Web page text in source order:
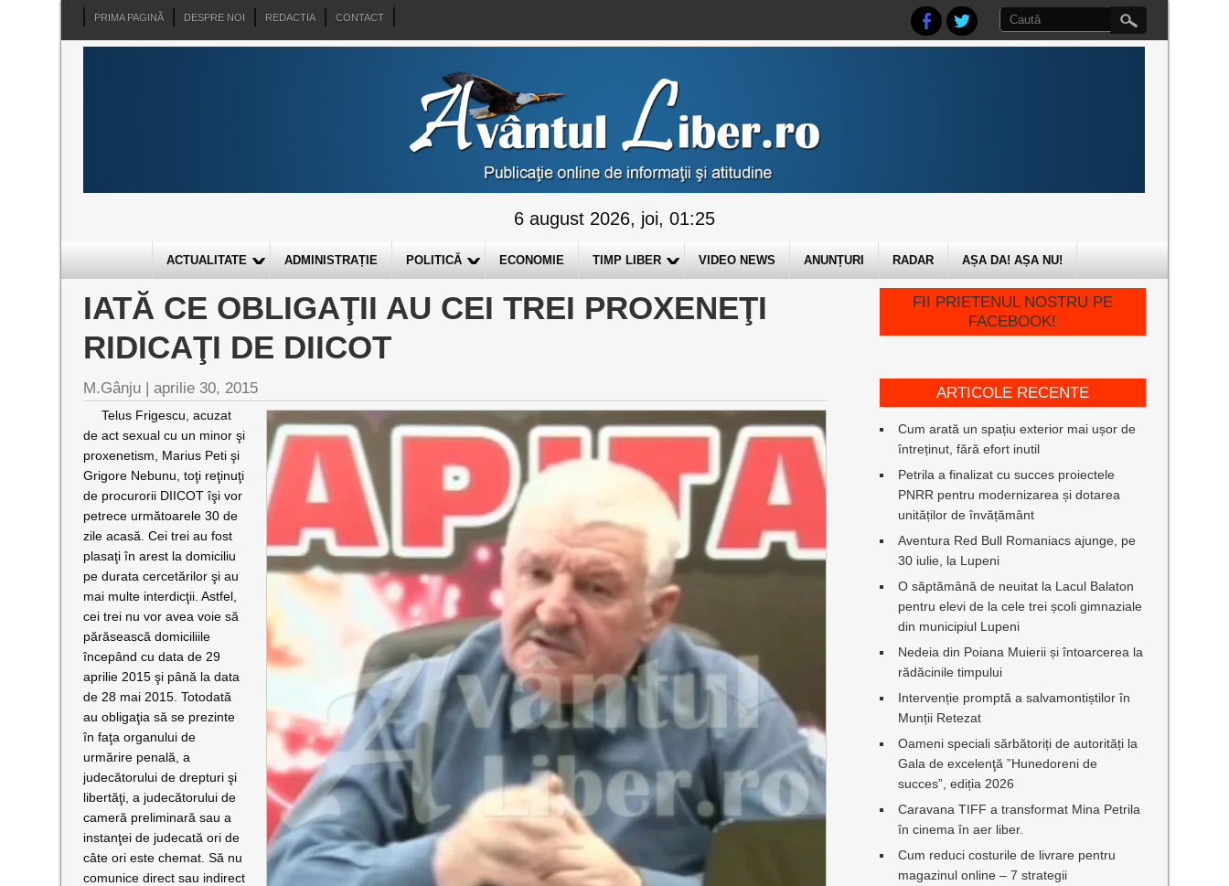
PRIMA PAGINĂ DESPRE NOI REDACTIA CONTACT
6 august 2026, joi, 01:25
ACTUALITATE ADMINISTRAȚIE POLITICĂ ECONOMIE TIMP LIBER VIDEO NEWS ANUNȚURI RADAR AȘA DA! AȘA NU!
IATĂ CE OBLIGAŢII AU CEI TREI PROXENEŢI
RIDICAŢI DE DIICOT
M.Gânju |aprilie 30, 2015
Telus Frigescu, acuzat
de act sexual cu un minor şi
proxenetism, Marius Peti şi
Grigore Nebunu, toţi reţinuţi
de procurorii DIICOT îşi vor
petrece următoarele 30 de
zile acasă. Cei trei au fost
plasaţi în arest la domiciliu
pe durata cercetărilor şi au
mai multe interdicţii. Astfel,
cei trei nu vor avea voie să
părăsească domiciliile
începând cu data de 29
aprilie 2015 şi până la data
de 28 mai 2015. Totodată
au obligaţia să se prezinte
în faţa organului de
urmărire penală, a
judecătorului de drepturi şi
libertăţi, a judecătorului de
cameră preliminară sau a
instanţei de judecată ori de
câte ori este chemat. Să nu
comunice direct sau indirect
FII PRIETENUL NOSTRU PE
FACEBOOK!
ARTICOLE RECENTE
Cum arată un spațiu exterior mai ușor de
întreținut, fără efort inutil
Petrila a finalizat cu succes proiectele
PNRR pentru modernizarea și dotarea
unităților de învățământ
Aventura Red Bull Romaniacs ajunge, pe
30 iulie, la Lupeni
O săptămână de neuitat la Lacul Balaton
pentru elevi de la cele trei școli gimnaziale
din municipiul Lupeni
Nedeia din Poiana Muierii și întoarcerea la
rădăcinile timpului
Intervenție promptă a salvamontiștilor în
Munții Retezat
Oameni speciali sărbătoriți de autorități la
Gala de excelenţă ”Hunedoreni de
succes”, ediția 2026
Caravana TIFF a transformat Mina Petrila
în cinema în aer liber.
Cum reduci costurile de livrare pentru
magazinul online – 7 strategii